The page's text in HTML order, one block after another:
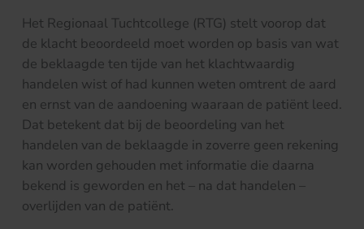
Het Regionaal Tuchtcollege (RTG) stelt voorop dat
de klacht beoordeeld moet worden op basis van wat
de beklaagde ten tijde van het klachtwaardig
handelen wist of had kunnen weten omtrent de aard
en ernst van de aandoening waaraan de patiënt leed.
Dat betekent dat bij de beoordeling van het
handelen van de beklaagde in zoverre geen rekening
kan worden gehouden met informatie die daarna
bekend is geworden en het – na dat handelen –
overlijden van de patiënt.